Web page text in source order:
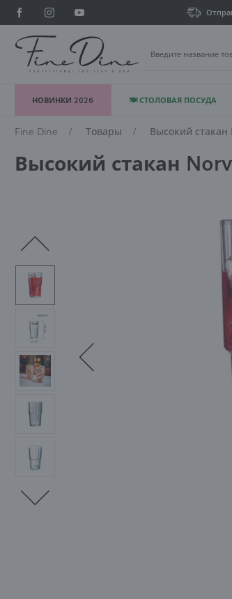
НОВИНКИ 2026 🍽 СТОЛОВАЯ ПОСУДА
Fine Dine Товары Высокий
Высокий стакан